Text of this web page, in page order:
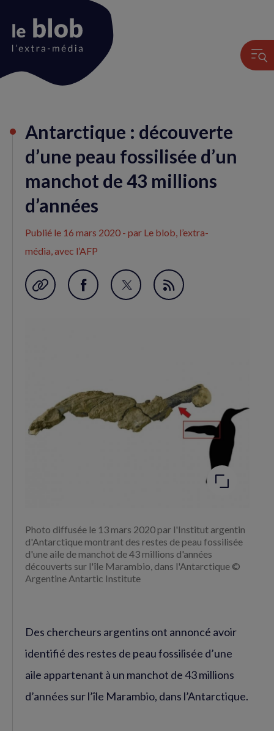
du
Antarctique : découverte
d’une peau fossilisée d’un
manchot de 43 millions
d’années
Publié le 16 mars 2020 - par Le blob, l’extra-
média, avec l’AFP
Garder en favori
Partager
Partager
Flux
Agrandir
l'image
Photo diffusée le 13 mars 2020 par l'Institut argentin
d'Antarctique montrant des restes de peau fossilisée
d'une aile de manchot de 43 millions d'années
découverts sur l'île Marambio, dans l'Antarctique ©
Argentine Antartic Institute
Des chercheurs argentins ont annoncé avoir
identifié des restes de peau fossilisée d’une
aile appartenant à un manchot de 43 millions
d’années sur l’île Marambio, dans l’Antarctique.